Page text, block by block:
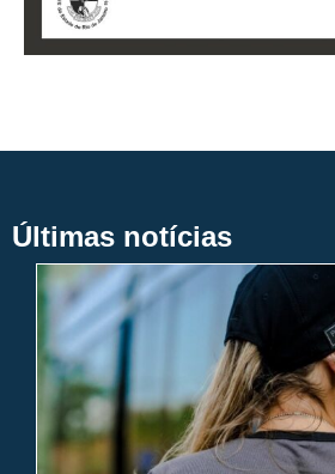
Últimas notícias